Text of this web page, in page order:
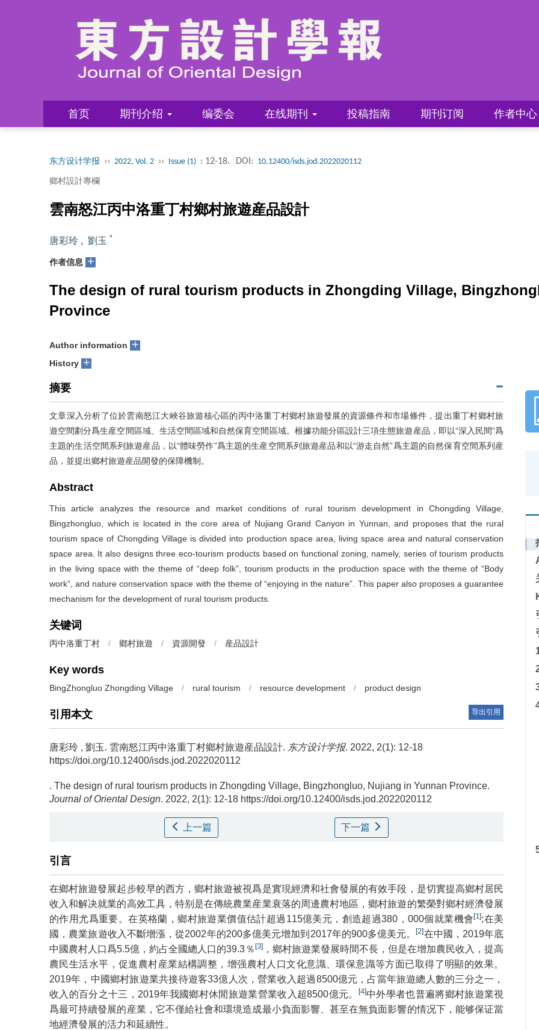
首页 期刊介绍 编委会 在线期刊 投稿指南 期刊订阅 作者中心
东方设计学报 ›› 2022, Vol. 2 ›› Issue (1) : 12-18. DOI: 10.12400/isds.jod.2022020112
鄉村設計專欄
雲南怒江丙中洛重丁村鄉村旅遊産品設計
唐彩玲 , 劉玉 *
作者信息 +
The design of rural tourism products in Zhongding Village,
Province
Author information +
History +
摘要
文章深入分析了位於雲南怒江大峽谷旅遊核心區的丙中洛重丁村鄉村旅遊發展的資源條件和市場條件，提出重丁村鄉村旅
遊空間劃分爲生産空間區域、生活空間區域和自然保育空間區域。根據功能分區設計三項生態旅遊産品，即以“深入民間”爲
主題的生活空間系列旅遊産品，以“體味勞作”爲主題的生産空間系列旅遊産品和以“游走自然”爲主題的自然保育空間系列産
品，並提出鄉村旅遊産品開發的保障機制。
Abstract
This article analyzes the resource and market conditions of rural tourism development in Chongding Village,
Bingzhongluo, which is located in the core area of Nujiang Grand Canyon in Yunnan, and proposes that the rural
tourism space of Chongding Village is divided into production space area, living space area and natural conservation
space area. It also designs three eco-tourism products based on functional zoning, namely, series of tourism products
in the living space with the theme of “deep folk”, tourism products in the production space with the theme of “Body
work”, and nature conservation space with the theme of “enjoying in the nature”. This paper also proposes a guarantee
mechanism for the development of rural tourism products.
关键词
丙中洛重丁村 / 鄉村旅遊 / 資源開發 / 産品設計
Key words
BingZhongluo Zhongding Village / rural tourism / resource development / product design
引用本文 导出引用
唐彩玲 , 劉玉. 雲南怒江丙中洛重丁村鄉村旅遊産品設計. 东方设计学报. 2022, 2(1): 12-18
https://doi.org/10.12400/isds.jod.2022020112
. The design of rural tourism products in Zhongding Village, Bingzhongluo, Nujiang in Yunnan Province.
Journal of Oriental Design. 2022, 2(1): 12-18 https://doi.org/10.12400/isds.jod.2022020112
上一篇 下一篇
引言
在鄉村旅遊發展起步較早的西方，鄉村旅遊被視爲是實現經濟和社會發展的有效手段，是切實提高鄉村居民
收入和解决就業的高效工具，特别是在傳統農業産業衰落的周邊農村地區，鄉村旅遊的繁榮對鄉村經濟發展
的作用尤爲重要。在英格蘭，鄉村旅遊業價值估計超過115億美元，創造超過380，000個就業機會[1];在美
國，農業旅遊收入不斷增漲，從2002年的200多億美元增加到2017年的900多億美元。[2]在中國，2019年底
中國農村人口爲5.5億，約占全國總人口的39.3％ [3]，鄉村旅遊業發展時間不長，但是在增加農民收入，提高
農民生活水平，促進農村産業結構調整，增强農村人口文化意識、環保意識等方面已取得了明顯的效果。
2019年，中國鄉村旅遊業共接待遊客33億人次，營業收入超過8500億元，占當年旅遊總人數的三分之一，
收入的百分之十三，2019年我國鄉村休閒旅遊業營業收入超8500億元。
[4]中外學者也普遍將鄉村旅遊業視
爲最可持續發展的産業，它不僅給社會和環境造成最小負面影響、甚至在無負面影響的情况下，能够保证當
地經濟發展的活力和延續性。